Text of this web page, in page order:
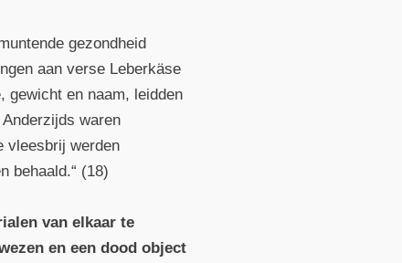
gezondheid
aan verse Leberkäse
gewicht en naam, leidden
waren
vleesbrij werden
behaald.“ (18)
van elkaar te
en een dood object